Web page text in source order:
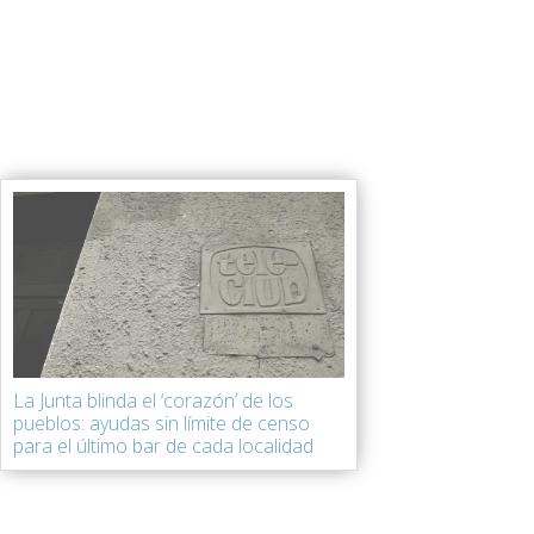
La Junta blinda el ‘corazón’ de los
pueblos: ayudas sin límite de censo
para el último bar de cada localidad